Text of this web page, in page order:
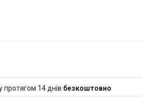
протягом 14 днів безкоштовно